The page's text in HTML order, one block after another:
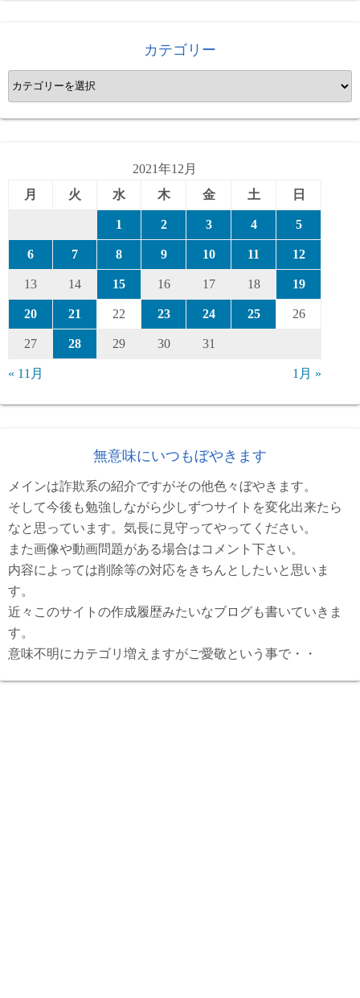
カテゴリー
カ
テ
ゴ
2021年12月
月
火 水 木 金 土 日
1 2 3 4 5
6 7 8 9 10 11 12
13 14 15 16 17 18 19
20 21 22 23 24 25 26
27 28 29 30 31
« 11月 1月 »
無意味にいつもぼやきます
メインは詐欺系の紹介ですがその他色々ぼやきます。
そして今後も勉強しながら少しずつサイトを変化出来たら
なと思っています。気長に見守ってやってください。
また画像や動画問題がある場合はコメント下さい。
内容によっては削除等の対応をきちんとしたいと思いま
す。
近々このサイトの作成履歴みたいなブログも書いていきま
す。
意味不明にカテゴリ増えますがご愛敬という事で・・